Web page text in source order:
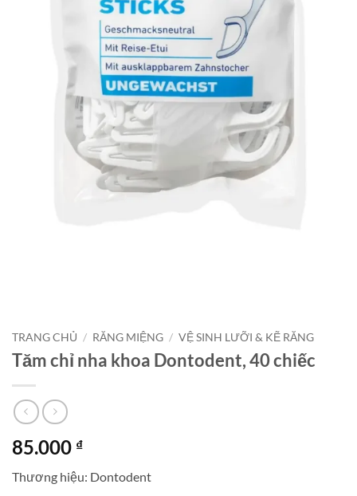
TRANG CHỦ / RĂNG MIỆNG / VỆ SINH LƯỠI & KẼ RĂNG
Tăm chỉ nha khoa Dontodent, 40 chiếc
85.000 ₫
Thương hiệu: Dontodent